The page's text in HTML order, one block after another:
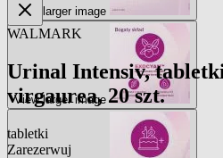
View larger image
View larger image
WALMARK
Urinal Intensiv,
virgaurea, 20 szt.
tabletki
Zarezerwuj